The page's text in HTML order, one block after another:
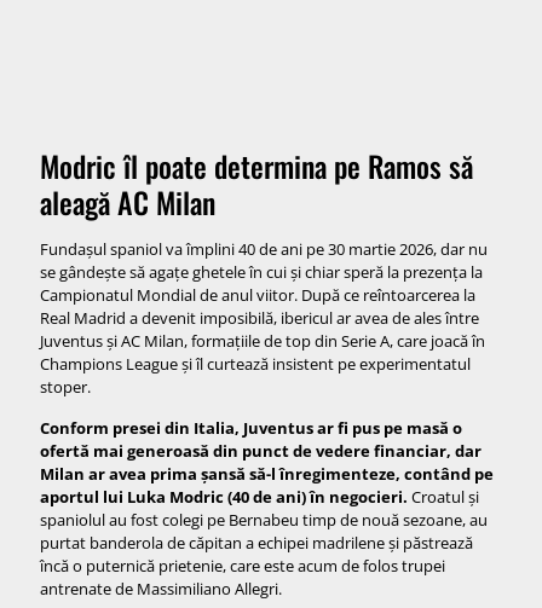
Modric îl poate determina pe Ramos să
aleagă AC Milan
Fundașul spaniol va împlini 40 de ani pe 30 martie 2026, dar nu
se gândește să agațe ghetele în cui și chiar speră la prezența la
Campionatul Mondial de anul viitor. După ce reîntoarcerea la
Real Madrid a devenit imposibilă, ibericul ar avea de ales între
Juventus și AC Milan, formațiile de top din Serie A, care joacă în
Champions League și îl curtează insistent pe experimentatul
stoper.
Conform presei din Italia, Juventus ar fi pus pe masă o
ofertă mai generoasă din punct de vedere financiar, dar
Milan ar avea prima șansă să-l înregimenteze, contând pe
aportul lui Luka Modric(40 de ani) în negocieri. Croatul și
spaniolul au fost colegi pe Bernabeu timp de nouă sezoane, au
purtat banderola de căpitan a echipei madrilene și păstrează
încă o puternică prietenie, care este acum de folos trupei
antrenate de Massimiliano Allegri.